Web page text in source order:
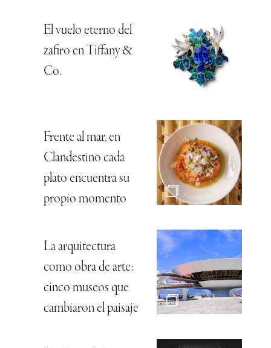
El vuelo eterno del
zafiro en Tiffany &
Co.
Frente al mar, en
Clandestino cada
plato encuentra su
propio momento
La arquitectura
como obra de arte:
cinco museos que
cambiaron el paisaje